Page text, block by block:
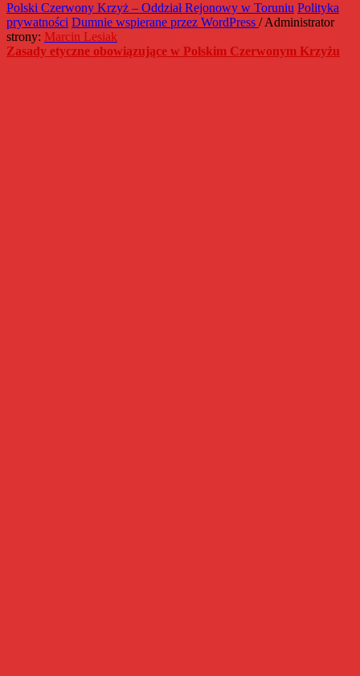
Polski Czerwony Krzyż – Oddział Rejonowy w Toruniu Polityka
prywatności Dumnie wspierane przez WordPress / Administrator
strony: Marcin Lesiak
Zasady etyczne obowiązujące w Polskim Czerwonym Krzyżu